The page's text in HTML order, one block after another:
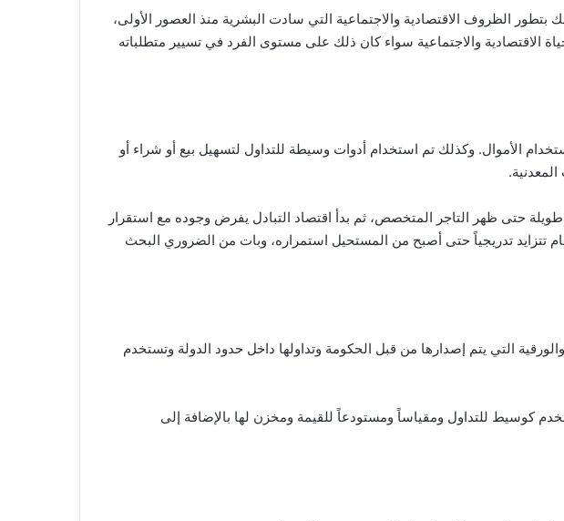
الظروف الاقتصادية والاجتماعية التي سادت البشرية منذ العصور الأولى،
الاقتصادية والاجتماعية سواء كان ذلك على مستوى الفرد في تسيير متطلباته
الأموال. وكذلك تم استخدام أدوات وسيطة للتداول لتسهيل بيع أو شراء أو
حتى ظهر التاجر المتخصص، ثم بدأ اقتصاد التبادل يفرض وجوده مع استقرار
تتزايد تدريجياً حتى أصبح من المستحيل استمراره، وبات من الضروري البحث
التي يتم إصدارها من قبل الحكومة وتداولها داخل حدود الدولة وتستخدم
كوسيط للتداول ومقياساً ومستودعاً للقيمة ومخزن لها بالإضافة إلى